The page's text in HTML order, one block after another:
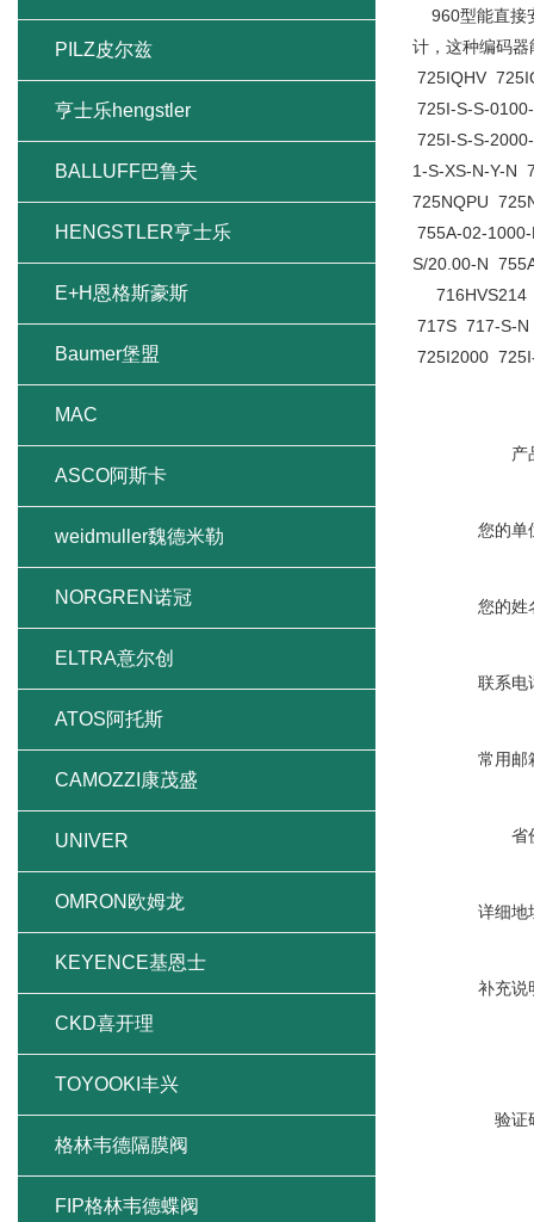
960型能直接
计，这种编码
725IQHV
725I-S-S-
725I-S-S-
1-S-XS-N-Y-N
725NQPU
755A-02-
S/20.00-N
716HVS214
717S 717-S-
725I2000
产
您的单
您的姓
联系电
常用邮
省
详细地
补充说
验证
PILZ皮尔兹
亨士乐hengstler
BALLUFF巴鲁夫
HENGSTLER亨士乐
E+H恩格斯豪斯
Baumer堡盟
MAC
ASCO阿斯卡
weidmuller魏德米勒
NORGREN诺冠
ELTRA意尔创
ATOS阿托斯
CAMOZZI康茂盛
UNIVER
OMRON欧姆龙
KEYENCE基恩士
CKD喜开理
TOYOOKI丰兴
格林韦德隔膜阀
FIP格林韦德蝶阀